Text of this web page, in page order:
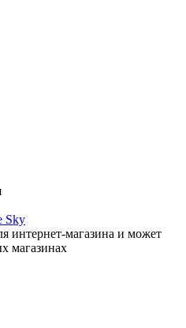
Sky
интернет-магазина и может
магазинах